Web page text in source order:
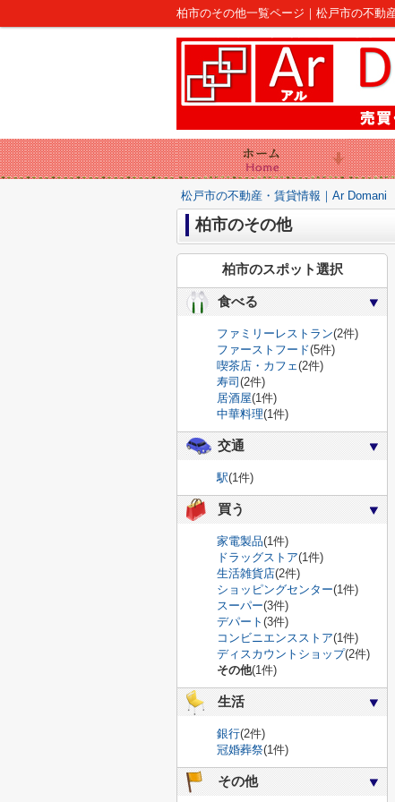
柏市のその他一覧ページ｜松戸市の不動
松戸市の不動産・賃貸情報｜Ar Domani
柏市のその他
柏市のスポット選択
食べる
ファミリーレストラン(2件)
ファーストフード(5件)
喫茶店・カフェ(2件)
寿司 (2件)
居酒屋(1件)
中華料理(1件)
交通
駅(1件)
買う
家電製品(1件)
ドラッグストア(1件)
生活雑貨店(2件)
ショッピングセンター(1件)
スーパー(3件)
デパート (3件)
コンビニエンスストア(1件)
ディスカウントショップ(2件)
その他(1件)
生活
銀行(2件)
冠婚葬祭(1件)
その他